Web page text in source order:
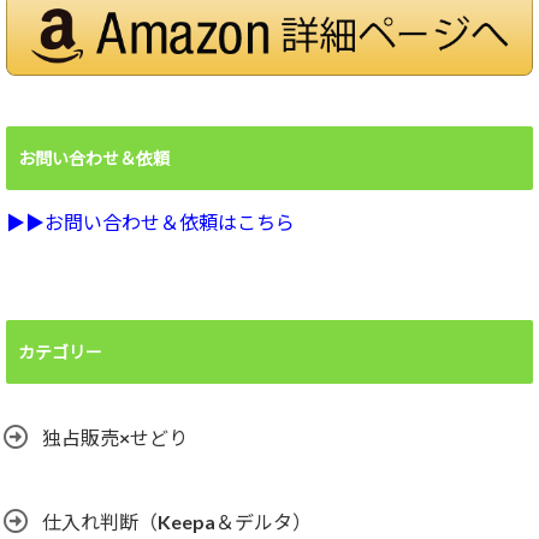
お問い合わせ＆依頼
▶︎▶︎お問い合わせ＆依頼はこちら
カテゴリー
独占販売×せどり
仕入れ判断（Keepa＆デルタ）